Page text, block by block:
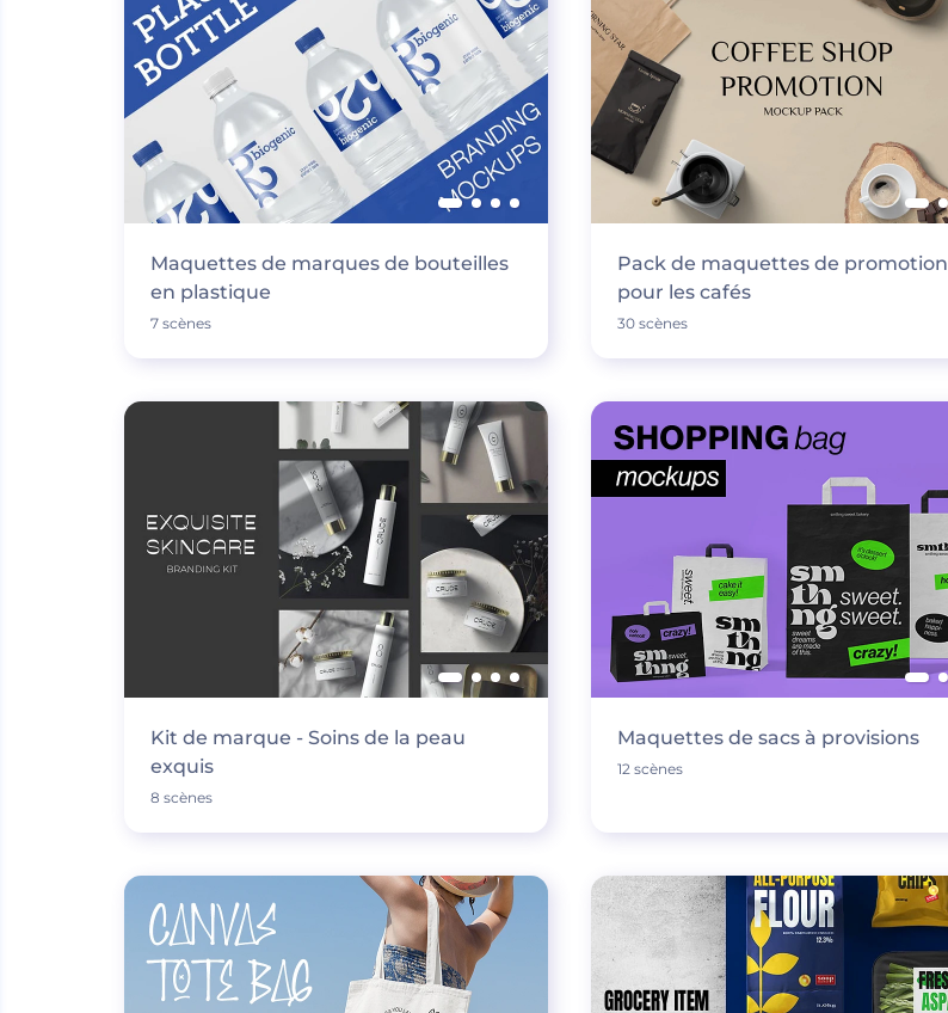
Maquettes de marques de bouteilles
en plastique
7 scènes
Pack de maquettes de promotion
pour les cafés
30 scènes
Kit de marque - Soins de la peau
exquis
8 scènes
Maquettes de sacs à provisions
12 scènes